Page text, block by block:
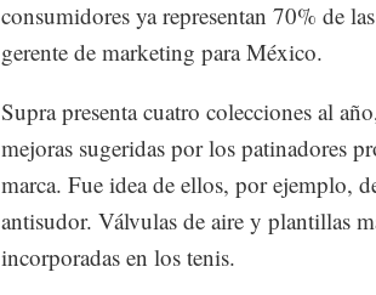
consumidores ya representan 70% de
gerente de marketing para México.
Supra presenta cuatro colecciones al
mejoras sugeridas por los patinadores
marca. Fue idea de ellos, por ejemplo,
antisudor. Válvulas de aire y plantillas
incorporadas en los tenis.